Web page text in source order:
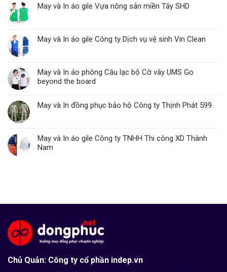
May và In áo gile Vựa nông sản miền Tây SHD
May và In áo gile Công ty Dịch vụ vệ sinh Vin Clean
May và In áo phông Câu lạc bộ Cờ vây UMS Go
beyond the board
May và In đồng phục bảo hộ Công ty Thịnh Phát 599
May và In áo gile Công ty TNHH Thi công XD Thành
Nam
Chủ Quản: Công ty cổ phần indep.vn